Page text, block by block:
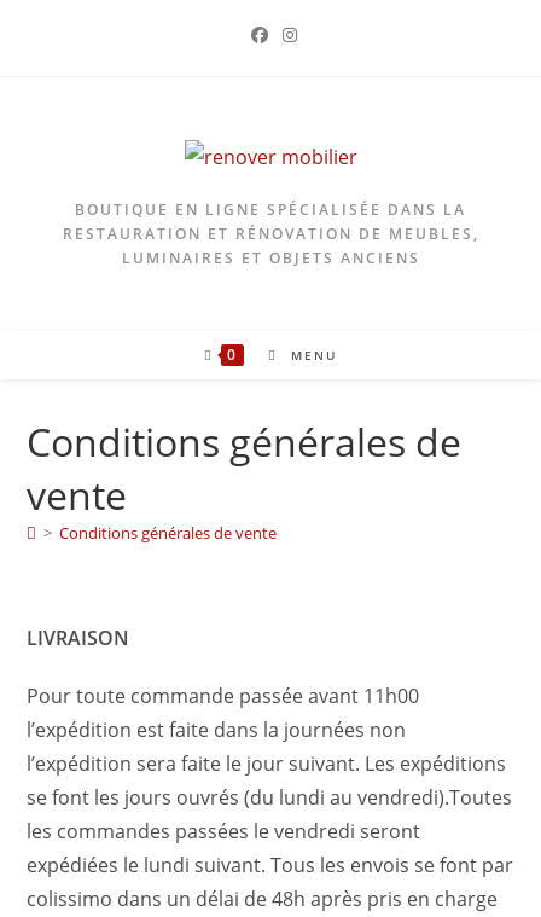
BOUTIQUE EN LIGNE SPÉCIALISÉE DANS LA
RESTAURATION ET RÉNOVATION DE MEUBLES,
LUMINAIRES ET OBJETS ANCIENS
0 MENU
Conditions générales de
vente
> Conditions générales de vente
LIVRAISON
Pour toute commande passée avant 11h00
l’expédition est faite dans la journées non
l’expédition sera faite le jour suivant. Les expéditions
se font les jours ouvrés (du lundi au vendredi).Toutes
les commandes passées le vendredi seront
expédiées le lundi suivant. Tous les envois se font par
colissimo dans un délai de 48h après pris en charge